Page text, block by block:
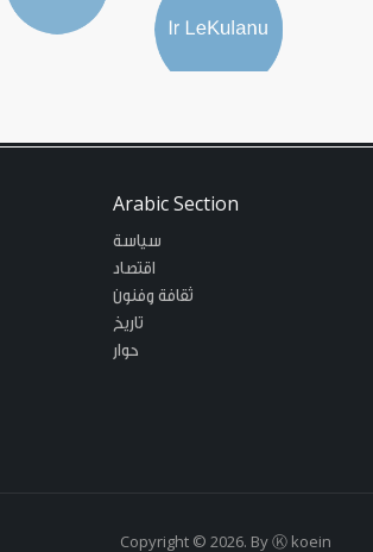
Arabic Section
سياسة
اقتصاد
ثقافة وفنون
تاريخ
حوار
Copyright © 2026. ByⓀ koein